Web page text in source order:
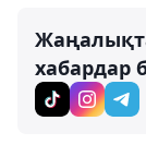
хабардар